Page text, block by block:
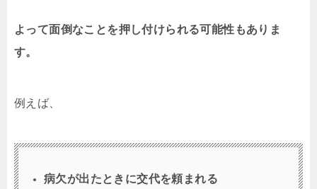
よって面倒なことを押し付けられる可能性もありま
す。
例えば、
病欠が出たときに交代を頼まれる